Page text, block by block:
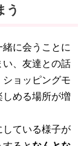
う
に会うことに
い、友達との話
ョッピングモ
める場所が増
ている様子が